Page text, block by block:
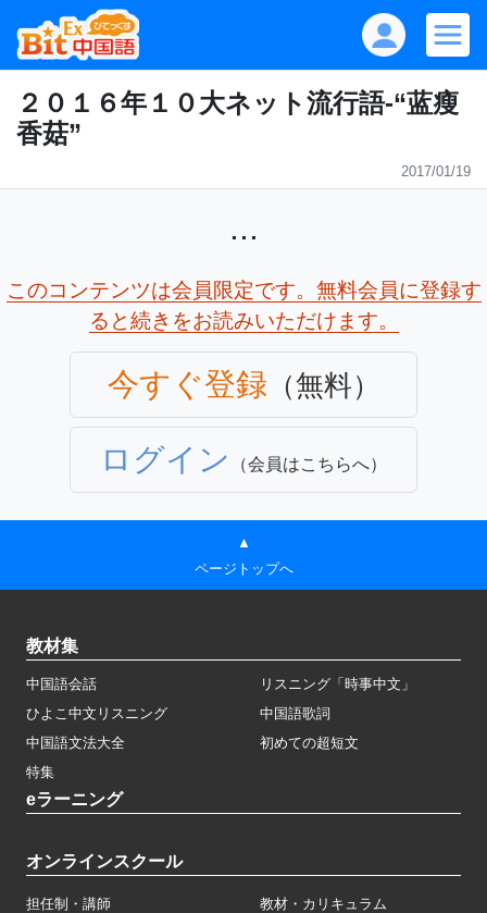
２０１６年１０大ネット流行語‐“蓝瘦
香菇”
2017/01/19
...
このコンテンツは会員限定です。無料会員に登録す
ると続きをお読みいただけます。
今すぐ登録 （無料）
ログイン （会員はこちらへ）
▲
ページトップへ
教材集
中国語会話
リスニング「時事中文」
ひよこ中文リスニング
中国語歌詞
中国語文法大全
初めての超短文
特集
eラーニング
オンラインスクール
担任制・講師 教材・カリキュラム